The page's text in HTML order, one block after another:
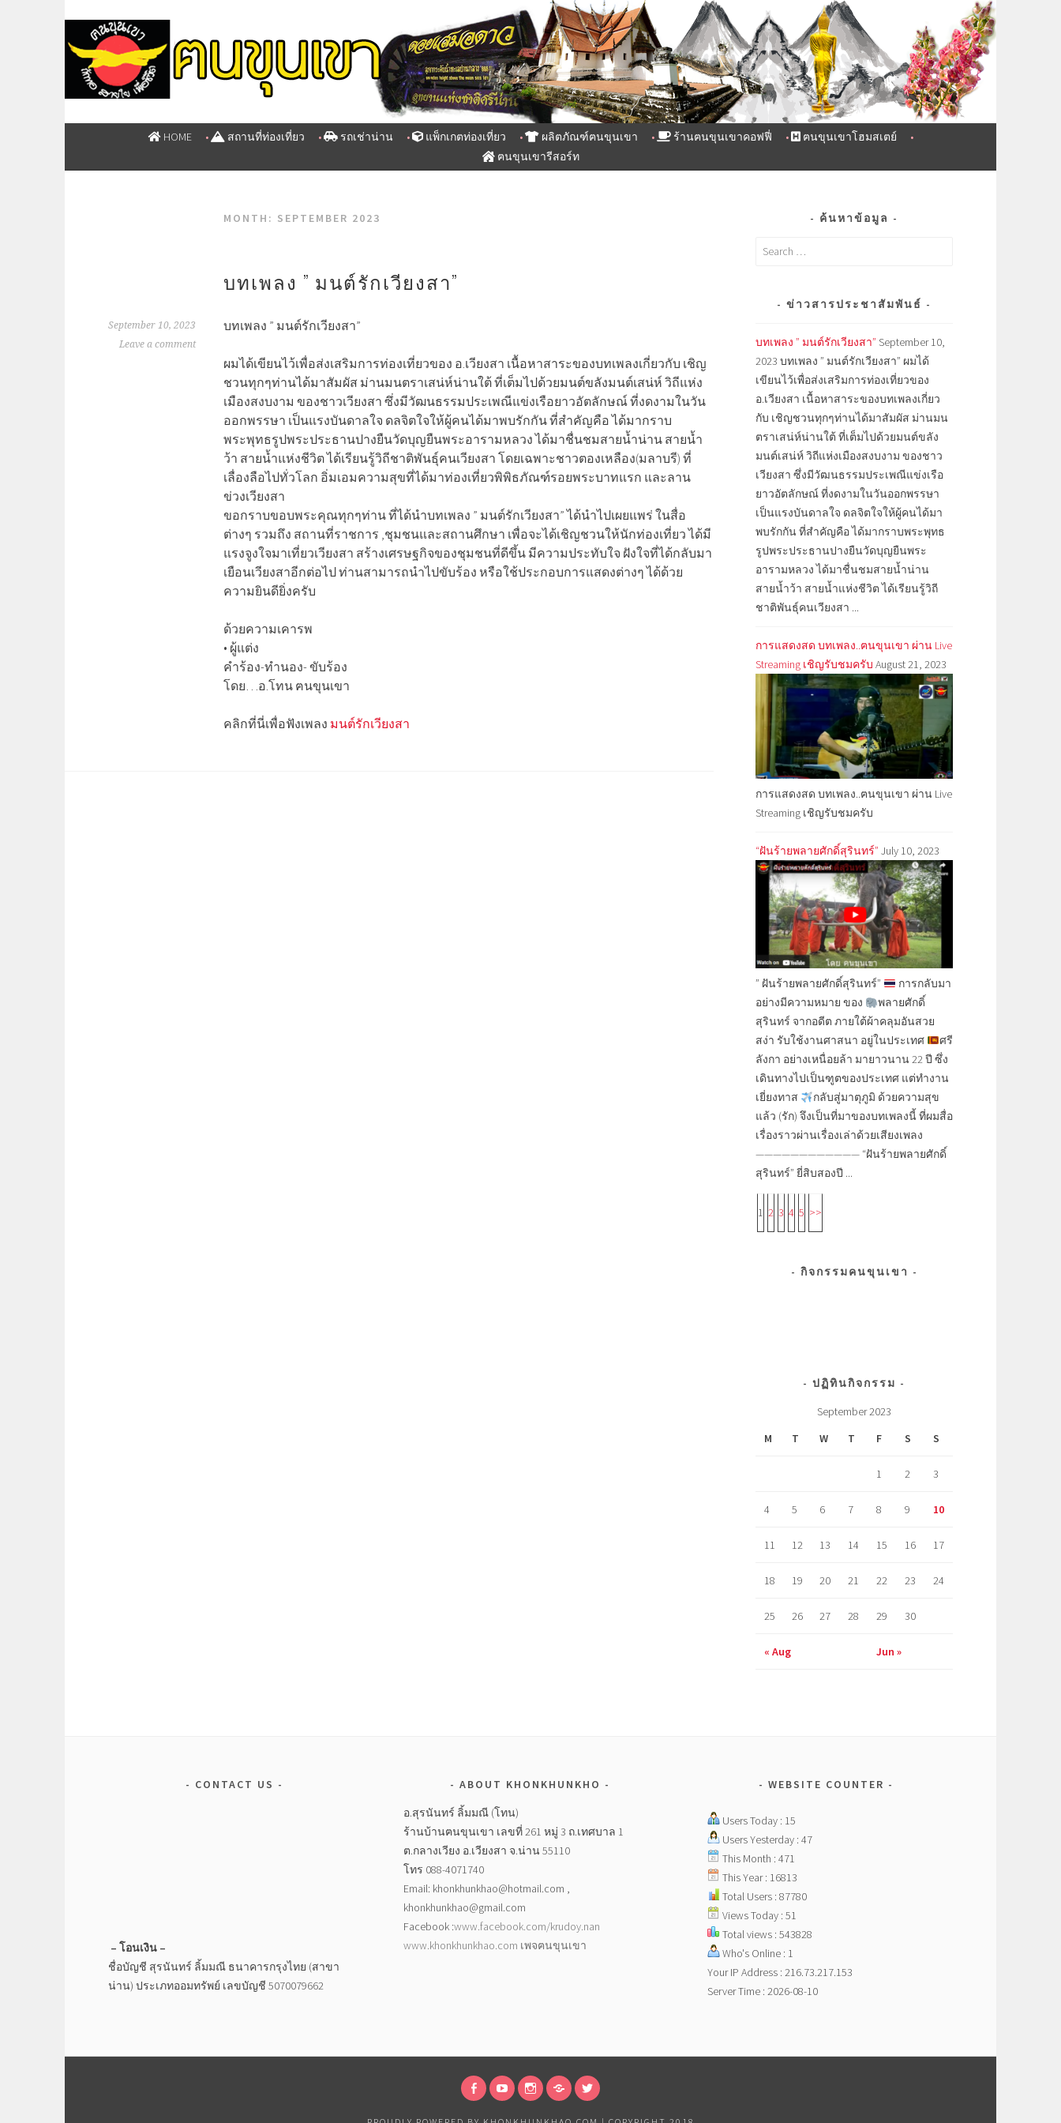
contentที่พักเวียงสา น่าน
รีสอร์ทเวียงสา
HOME สถานที่ท่องเที่ยว รถเช่าน่าน แพ็กเกตท่องเที่ยว ผลิตภัณฑ์ฅนขุนเขา ร้านฅนขุนเขาคอฟฟี่
ฅนขุนเขาโฮมสเตย์
ฅนขุนเขารีสอร์ท
MONTH: SEPTEMBER 2023
บทเพลง ” มนต์รักเวียงสา”
September 10, 2023
Leave a comment
บทเพลง ” มนต์รักเวียงสา”
ผมได้เขียนไว้เพื่อส่งเสริมการท่องเที่ยวของ อ.เวียงสา เนื้อหาสาระของบทเพลงเกี่ยวกับ เชิญ
ชวนทุกๆท่านได้มาสัมผัส ม่านมนตราเสน่ห์น่านใต้ ที่เต็มไปด้วยมนต์ขลังมนต์เสน่ห์ วิถีแห่ง
เมืองสงบงาม ของชาวเวียงสา ซึ่งมีวัฒนธรรมประเพณีแข่งเรือยาวอัตลักษณ์ ที่งดงามในวัน
ออกพรรษา เป็นแรงบันดาลใจ ดลจิตใจให้ผู้คนได้มาพบรักกัน ที่สำคัญคือ ได้มากราบ
พระพุทธรูปพระประธานปางยืนวัดบุญยืนพระอารามหลวง ได้มาชื่นชมสายน้ำน่าน สายน้ำ
ว้า สายน้ำแห่งชีวิต ได้เรียนรู้วิถีชาติพันธุ์คนเวียงสา โดยเฉพาะชาวตองเหลือง(มลาบรี) ที่
เลื่องลือไปทั่วโลก อิ่มเอมความสุขที่ได้มาท่องเที่ยวพิพิธภัณฑ์รอยพระบาทแรก และลาน
ข่วงเวียงสา
ขอกราบขอบพระคุณทุกๆท่าน ที่ได้นำบทเพลง ” มนต์รักเวียงสา” ได้นำไปเผยแพร่ ในสื่อ
ต่างๆ รวมถึง สถานที่ราชการ ,ชุมชนและสถานศึกษา เพื่อจะได้เชิญชวนให้นักท่องเที่ยว ได้มี
แรงจูงใจมาเที่ยวเวียงสา สร้างเศรษฐกิจของชุมชนที่ดีขึ้น มีความประทับใจ ฝังใจที่ได้กลับมา
เยือนเวียงสาอีกต่อไป ท่านสามารถนำไปขับร้อง หรือใช้ประกอบการแสดงต่างๆ ได้ด้วย
ความยินดียิ่งครับ
ด้วยความเคารพ
• ผู้แต่ง
คำร้อง-ทำนอง- ขับร้อง
โดย…อ.โทน ฅนขุนเขา
คลิกที่นี่เพื่อฟังเพลง มนต์รักเวียงสา
ค้นหาข้อมูล
Search
ข่าวสารประชาสัมพันธ์
บทเพลง ” มนต์รักเวียงสา” September 10,
2023 บทเพลง ” มนต์รักเวียงสา” ผมได้
เขียนไว้เพื่อส่งเสริมการท่องเที่ยวของ
อ.เวียงสา เนื้อหาสาระของบทเพลงเกี่ยว
กับ เชิญชวนทุกๆท่านได้มาสัมผัส ม่านมน
ตราเสน่ห์น่านใต้ ที่เต็มไปด้วยมนต์ขลัง
มนต์เสน่ห์ วิถีแห่งเมืองสงบงาม ของชาว
เวียงสา ซึ่งมีวัฒนธรรมประเพณีแข่งเรือ
ยาวอัตลักษณ์ ที่งดงามในวันออกพรรษา
เป็นแรงบันดาลใจ ดลจิตใจให้ผู้คนได้มา
พบรักกัน ที่สำคัญคือ ได้มากราบพระพุทธ
รูปพระประธานปางยืนวัดบุญยืนพระ
อารามหลวง ได้มาชื่นชมสายน้ำน่าน
สายน้ำว้า สายน้ำแห่งชีวิต ได้เรียนรู้วิถี
ชาติพันธุ์คนเวียงสา ...
การแสดงสด บทเพลง..ฅนขุนเขา ผ่าน Live
Streaming เชิญรับชมครับ August 21, 2023
การแสดงสด บทเพลง..ฅนขุนเขา ผ่าน Live
Streaming เชิญรับชมครับ
“ฝันร้ายพลายศักดิ์สุรินทร์” July 10, 2023
” ฝันร้ายพลายศักดิ์สุรินทร์”
การกลับมา
อย่างมีความหมาย ของ
พลายศักดิ์
สุรินทร์ จากอดีต ภายใต้ผ้าคลุมอันสวย
สง่า รับใช้งานศาสนา อยู่ในประเทศ
ศรี
ลังกา อย่างเหนื่อยล้า มายาวนาน 22 ปี ซึ่ง
เดินทางไปเป็นฑูตของประเทศ แต่ทำงาน
เยี่ยงทาส
กลับสู่มาตุภูมิ ด้วยความสุข
แล้ว (รัก) จึงเป็นที่มาของบทเพลงนี้ ที่ผมสื่อ
เรื่องราวผ่านเรื่องเล่าด้วยเสียงเพลง
———————————— “ฝันร้ายพลายศักดิ์
สุรินทร์” ยี่สิบสองปี ...
1 2 3 4 5 >>
กิจกรรมคนขุนเขา
ปฏิทินกิจกรรม
September 2023
M
T W T F S S
« Aug Jun »
1 2 3
4 5 6 7 8 9 10
11 12 13 14 15 16 17
18 19 20 21 22 23 24
25 26 27 28 29 30
CONTACT US
– โอนเงิน –
ชื่อบัญชี สุรนันทร์ ลิ้มมณี ธนาคารกรุงไทย (สาขา
น่าน) ประเภทออมทรัพย์ เลขบัญชี 5070079662
ABOUT KHONKHUNKHO
อ.สุรนันทร์ ลิ้มมณี (โทน)
ร้านบ้านฅนขุนเขา เลขที่ 261 หมู่ 3 ถ.เทศบาล 1
ต.กลางเวียง อ.เวียงสา จ.น่าน 55110
โทร 088-4071740
Email: khonkhunkhao@hotmail.com ,
khonkhunkhao@gmail.com
Facebook :www.facebook.com/krudoy.nan
www.khonkhunkhao.com เพจฅนขุนเขา
WEBSITE COUNTER
Users Today : 15
Users Yesterday : 47
This Month : 471
This Year : 16813
Total Users : 87780
Views Today : 51
Total views : 543828
Who's Online : 1
Your IP Address : 216.73.217.153
Server Time : 2026-08-10